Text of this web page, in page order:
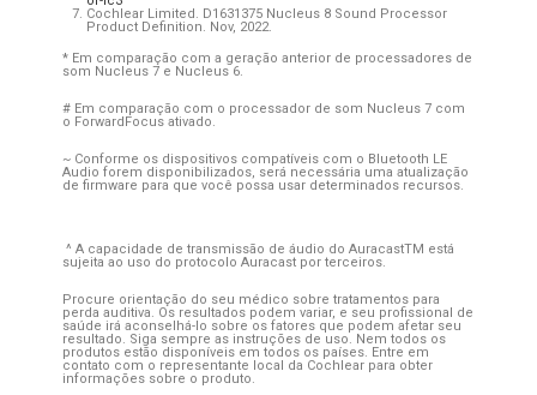
Cochlear Limited. D1631375 Nucleus 8 Sound Processor
Product Definition. Nov, 2022.
* Em comparação com a geração anterior de processadores de
som Nucleus 7 e Nucleus 6.
# Em comparação com o processador de som Nucleus 7 com
o ForwardFocus ativado.
~ Conforme os dispositivos compatíveis com o Bluetooth LE
Audio forem disponibilizados, será necessária uma atualização
de firmware para que você possa usar determinados recursos.
^ A capacidade de transmissão de áudio do AuracastTM está
sujeita ao uso do protocolo Auracast por terceiros.
Procure orientação do seu médico sobre tratamentos para
perda auditiva. Os resultados podem variar, e seu profissional de
saúde irá aconselhá-lo sobre os fatores que podem afetar seu
resultado. Siga sempre as instruções de uso. Nem todos os
produtos estão disponíveis em todos os países. Entre em
contato com o representante local da Cochlear para obter
informações sobre o produto.